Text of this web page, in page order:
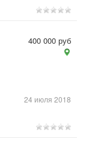
24 июля 2018
400 000 руб